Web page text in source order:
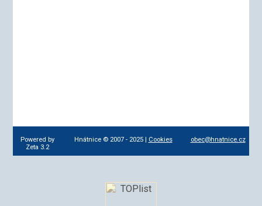
Powered by
Zeta 3.2
Hnátnice © 2007 - 2025 | Cookies obec@hnatnice.cz